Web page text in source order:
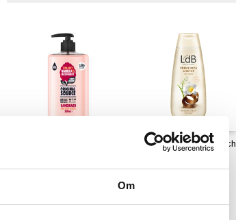
Om
ORIGINAL SOURCE
LdB Shower Cream Rich
LDB
2,95